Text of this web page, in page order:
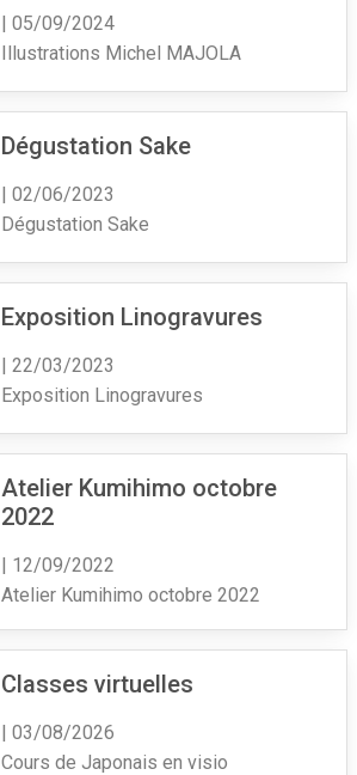
| 05/09/2024
Illustrations Michel MAJOLA
Dégustation Sake
| 02/06/2023
Dégustation Sake
Exposition Linogravures
| 22/03/2023
Exposition Linogravures
Atelier Kumihimo octobre
2022
| 12/09/2022
Atelier Kumihimo octobre 2022
Classes virtuelles
| 03/08/2026
Cours de Japonais en visio